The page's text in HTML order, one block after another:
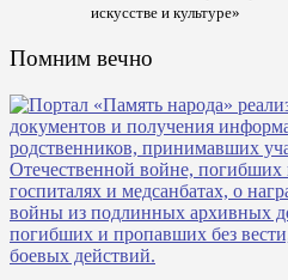
искусстве и культуре»
Помним вечно